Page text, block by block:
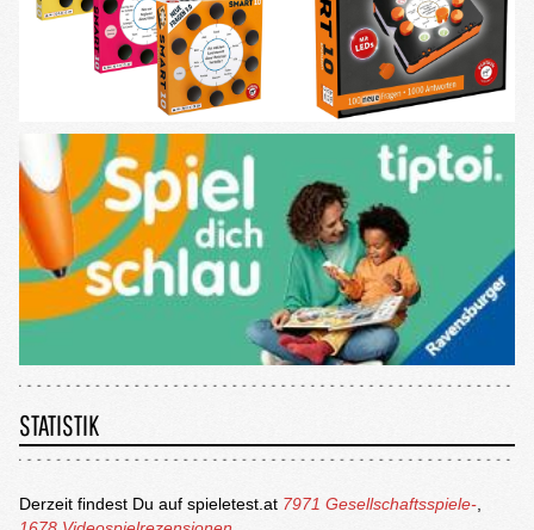
STATISTIK
Derzeit findest Du auf spieletest.at 7971 Gesellschaftsspiele-